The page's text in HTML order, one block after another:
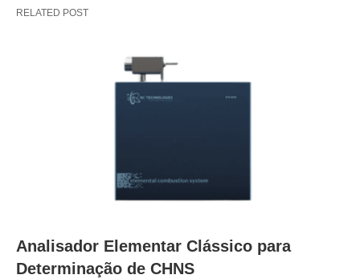
RELATED POST
Analisador Elementar Clássico para
Determinação de CHNS